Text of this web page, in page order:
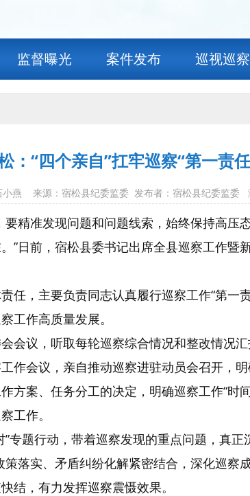
监督曝光 案件发布 巡视巡察
：“四个亲自”扛牢巡察“第一责
燕 来源：宿松县纪委监委 发布者：宿松县纪委监委
精准发现问题和问题线索，始终保持高压
”日前，宿松县委书记出席全县巡察工作暨
任，主要负责同志认真履行巡察工作“第一
工作高质量发展。
会议，听取每轮巡察综合情况和整改情况
作会议，亲自推动巡察进驻动员会召开，
方案、任务分工的决定，明确巡察工作“时
工作。
专题行动，带着巡察发现的重点问题，真
落实、矛盾纠纷化解紧密结合，深化巡察
结，有力发挥巡察震慑效果。